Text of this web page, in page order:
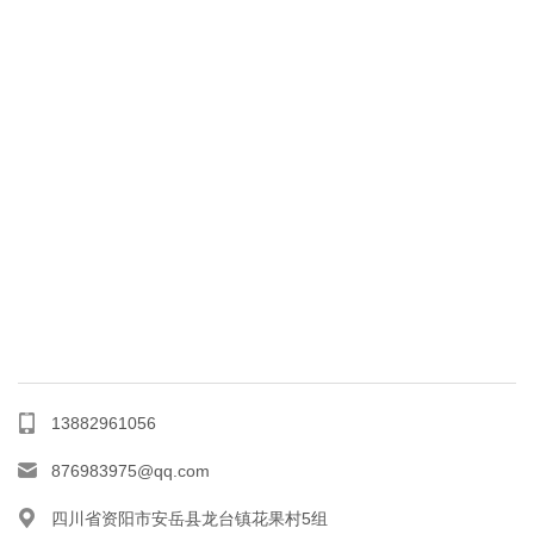
13882961056
876983975@qq.com
四川省资阳市安岳县龙台镇花果村5组